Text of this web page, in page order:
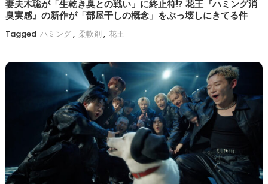
妻夫木聡が「生乾き臭との戦い」に終止符!? 花王『ハミング消
臭実感』の新作が「部屋干しの概念」をぶっ壊しにきてる件
Tagged ハミング, 柔軟剤 , 花王